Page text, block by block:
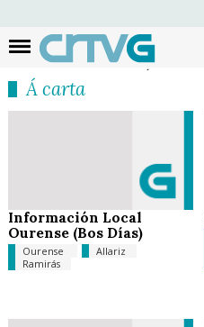
Á carta
Información Local
Ourense (Bos Días)
Ourense
Allariz
Ramirás